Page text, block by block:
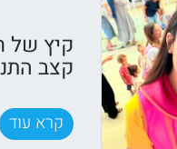
קיץ של
קצב
קרא עוד